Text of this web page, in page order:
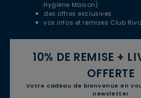
Hygiène Maison)
des offres exclusives
vos infos et remises Club
10% DE REMISE +
OFFERTE
Votre cadeau de bienvenue en
newsletter